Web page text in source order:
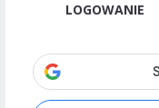
LOGOWANIE